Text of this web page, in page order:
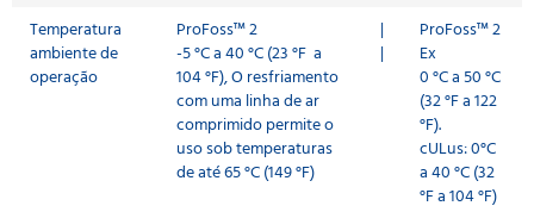
Temperatura
ambiente de
operação
ProFoss™ 2
-5 °C a 40 °C (23 °F a
104 °F), O resfriamento
com uma linha de ar
comprimido permite o
uso sob temperaturas
de até 65 °C (149 °F)
|
|
ProFoss™ 2
Ex
0 °C a 50 °C
(32 °F a 122
°F).
cULus: 0°C
a 40 °C (32
°F a 104 °F)